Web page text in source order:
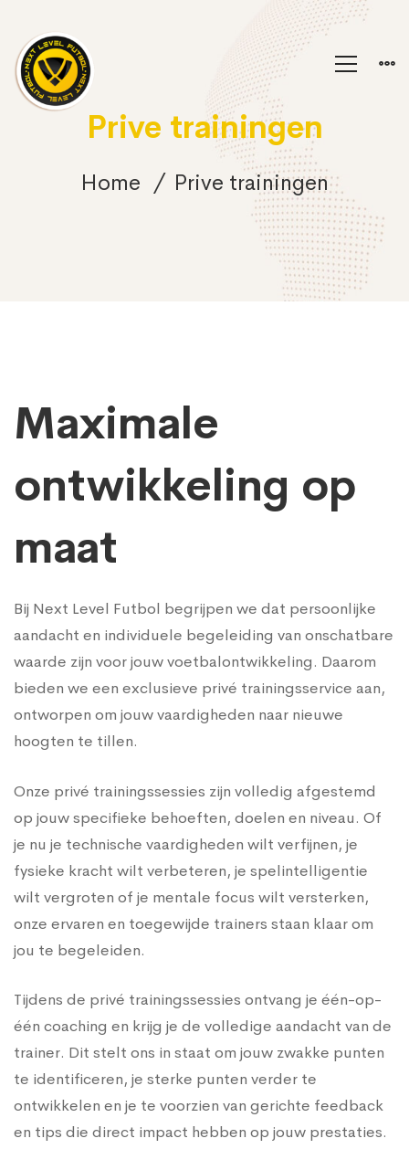
Prive trainingen
Home Prive trainingen
Prive
trainingen
Maximale
ontwikkeling op
maat
Bij Next Level Futbol begrijpen we dat persoonlijke
aandacht en individuele begeleiding van onschatbare
waarde zijn voor jouw voetbalontwikkeling. Daarom
bieden we een exclusieve privé trainingsservice aan,
ontworpen om jouw vaardigheden naar nieuwe
hoogten te tillen.
Onze privé trainingssessies zijn volledig afgestemd
op jouw specifieke behoeften, doelen en niveau. Of
je nu je technische vaardigheden wilt verfijnen, je
fysieke kracht wilt verbeteren, je spelintelligentie
wilt vergroten of je mentale focus wilt versterken,
onze ervaren en toegewijde trainers staan klaar om
jou te begeleiden.
Tijdens de privé trainingssessies ontvang je één-op-
één coaching en krijg je de volledige aandacht van de
trainer. Dit stelt ons in staat om jouw zwakke punten
te identificeren, je sterke punten verder te
ontwikkelen en je te voorzien van gerichte feedback
en tips die direct impact hebben op jouw prestaties.